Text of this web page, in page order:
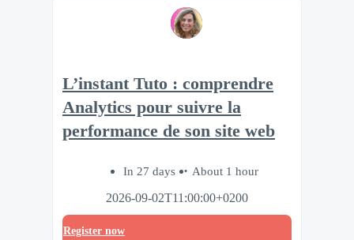
L’instant Tuto : comprendre
Analytics pour suivre la
performance de son site web
In 27 days
About 1 hour
2026-09-02T11:00:00+0200
Register now